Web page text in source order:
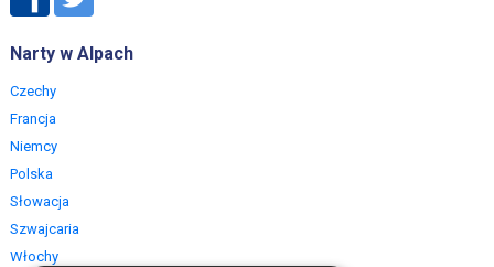
Narty w Alpach
Czechy
Francja
Niemcy
Polska
Słowacja
Szwajcaria
Włochy